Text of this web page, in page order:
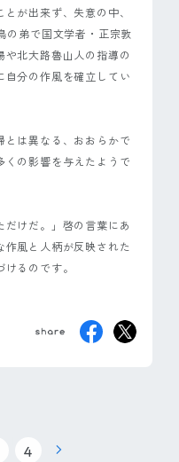
が出来ず、失意の中、
の弟で国文学者・正宗敦
北大路魯山人の指導の
自分の作風を確立してい
とは異なる、おおらかで
くの影響を与えたようで
だけだ。」啓の言葉にあ
作風と人柄が反映された
るのです。
4